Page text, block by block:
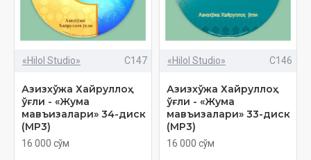
«Hilol Studio» C147
Азизхўжа Хайруллоҳ
ўғли - «Жума
мавъизалари» 34-диск
(МР3)
16 000 сўм
«Hilol Studio» C146
Азизхўжа Хайруллоҳ
ўғли - «Жума
мавъизалари» 33-диск
(МР3)
16 000 сўм